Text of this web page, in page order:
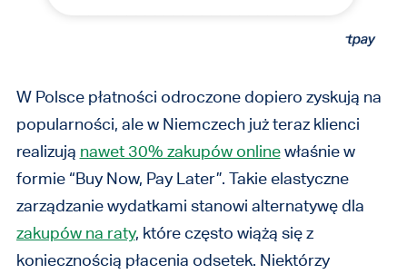
W Polsce płatności odroczone dopiero zyskują na
popularności, ale w Niemczech już teraz klienci
realizują nawet 30% zakupów onlinewłaśnie w
formie “Buy Now, Pay Later”. Takie elastyczne
zarządzanie wydatkami stanowi alternatywę dla
zakupów na raty, które często wiążą się z
koniecznością płacenia odsetek. Niektórzy